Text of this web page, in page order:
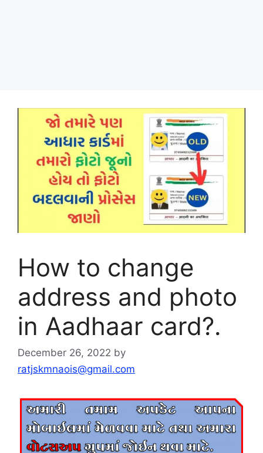
How to change
address and photo
in Aadhaar card?.
December 26, 2022 by
ratjskmnaois@gmail.com